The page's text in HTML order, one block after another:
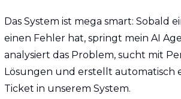
Das System ist mega smart: Sobald
einen Fehler hat, springt mein AI
analysiert das Problem, sucht mit
Lösungen und erstellt automatisch
Ticket in unserem System.